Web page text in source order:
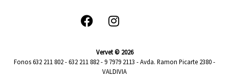
Vervet © 2026
Fonos 632 211 802 - 632 211 882 - 9 7979 2113 - Avda. Ramon Picarte 2380 -
VALDIVIA